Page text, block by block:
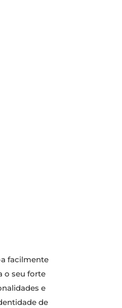
facilmente
o seu forte
e
de